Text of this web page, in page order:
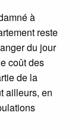
à
reste
du jour
coût des
de la
ailleurs, en